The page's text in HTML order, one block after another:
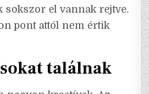
sokszor el vannak rejtve.
pont attól nem értik
találnak